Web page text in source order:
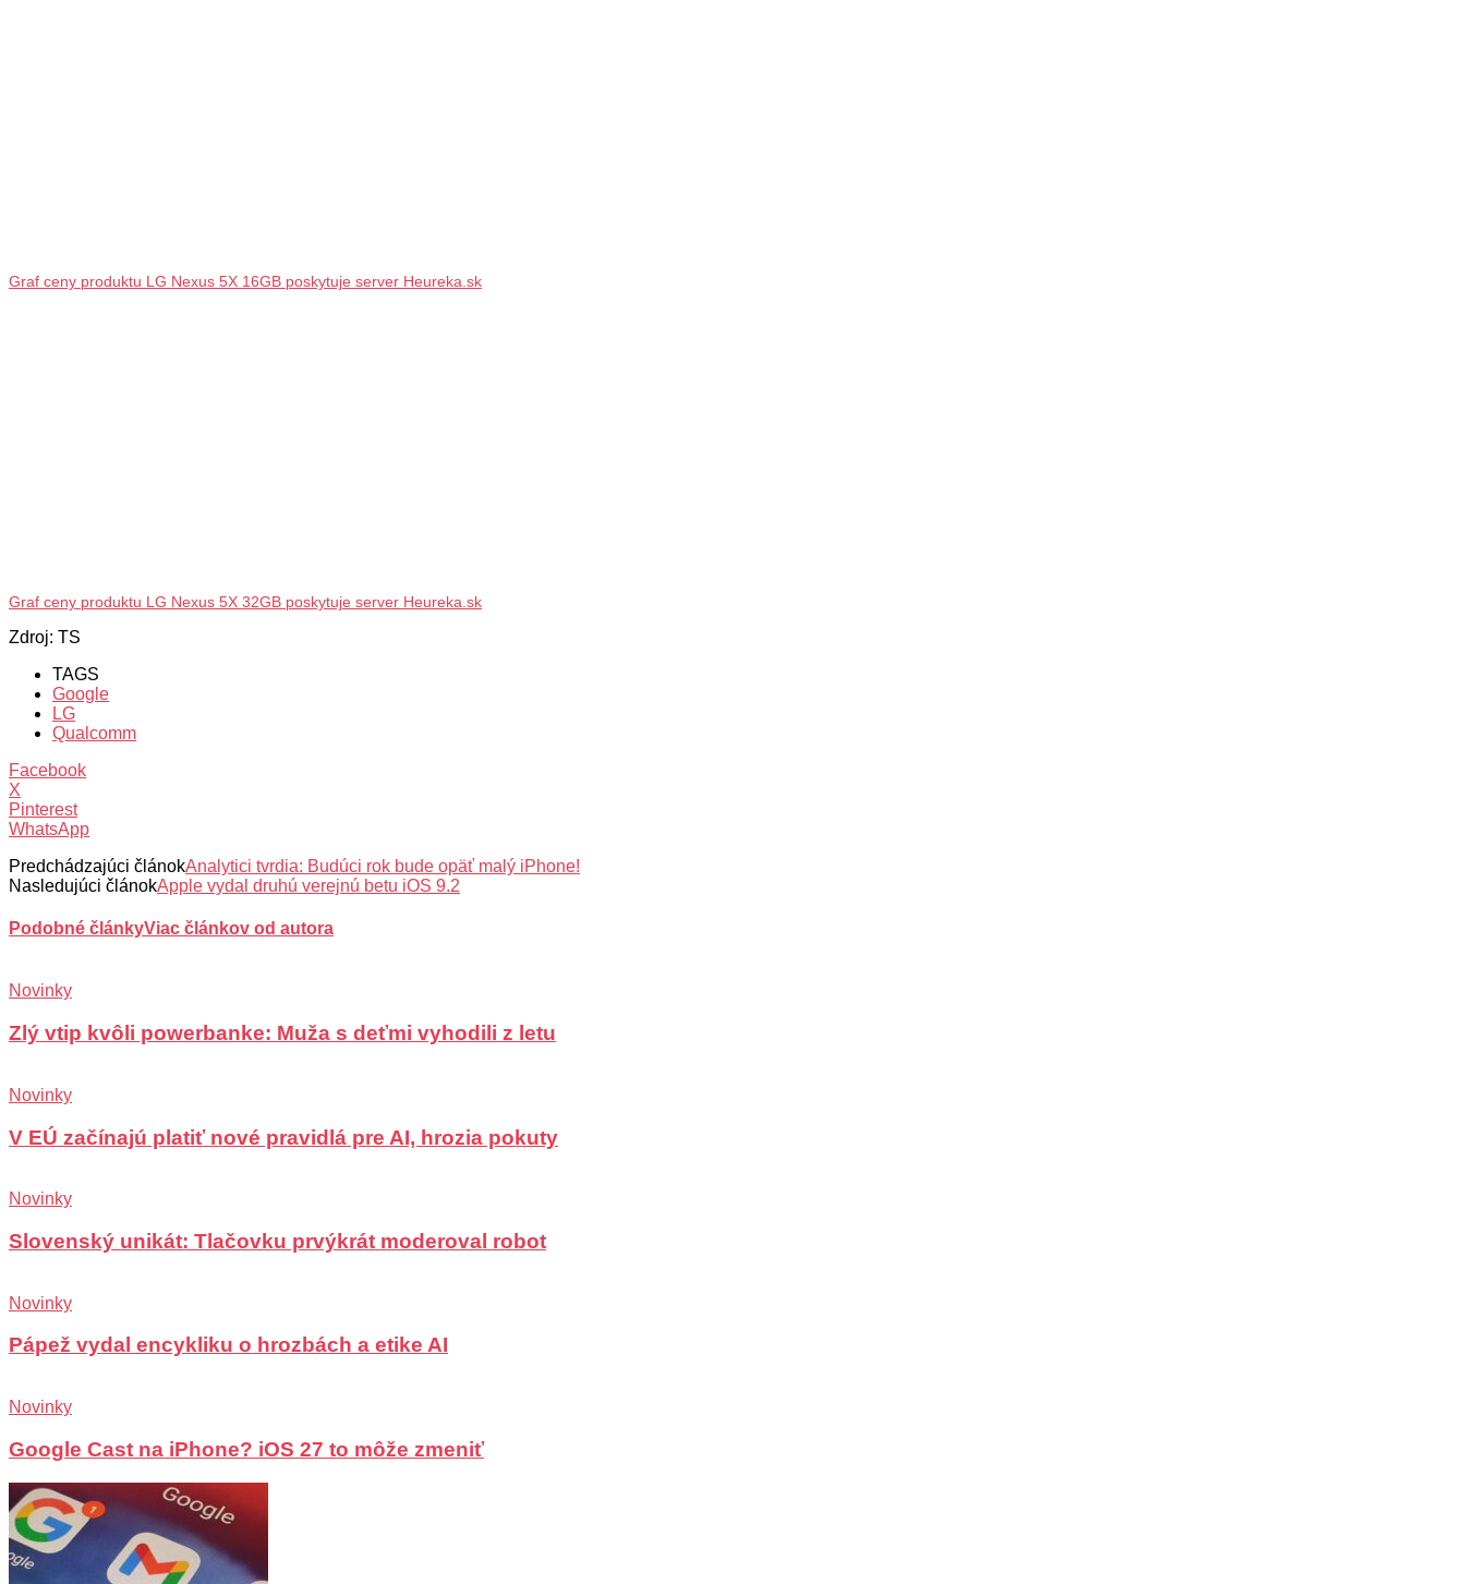
Graf ceny produktu LG Nexus 5X 16GB poskytuje server Heureka.sk
Graf ceny produktu LG Nexus 5X 32GB poskytuje server Heureka.sk
Zdroj: TS
TAGS
Google
LG
Qualcomm
Facebook
X
Pinterest
WhatsApp
Predchádzajúci článokAnalytici tvrdia: Budúci rok bude opäť malý iPhone!
Nasledujúci článokApple vydal druhú verejnú betu iOS 9.2
Podobné článkyViac článkov od autora
Novinky
Zlý vtip kvôli powerbanke: Muža s deťmi vyhodili z letu
Novinky
V EÚ začínajú platiť nové pravidlá pre AI, hrozia pokuty
Novinky
Slovenský unikát: Tlačovku prvýkrát moderoval robot
Novinky
Pápež vydal encykliku o hrozbách a etike AI
Novinky
Google Cast na iPhone? iOS 27 to môže zmeniť